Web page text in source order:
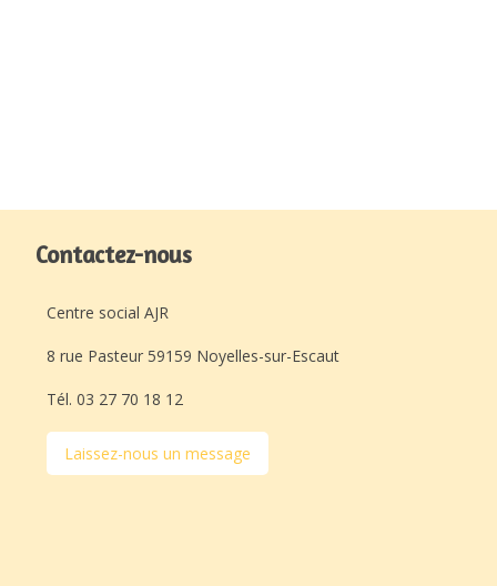
Contactez-nous
Centre social AJR
8 rue Pasteur 59159 Noyelles-sur-Escaut
Tél. 03 27 70 18 12
Laissez-nous un message